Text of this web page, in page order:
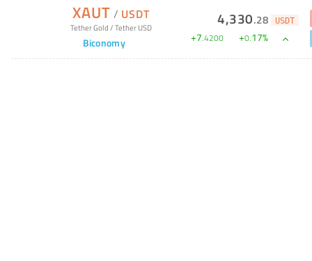
XAUT / USDT
Tether Gold/Tether USD
Biconomy
4,330.28 USDT
+7.4200 +0.17%